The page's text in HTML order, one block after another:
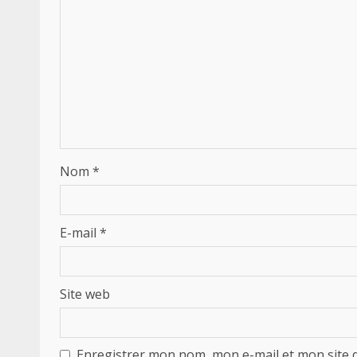
Nom *
E-mail *
Site web